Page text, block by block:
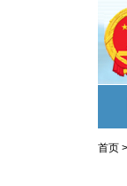
首页 >